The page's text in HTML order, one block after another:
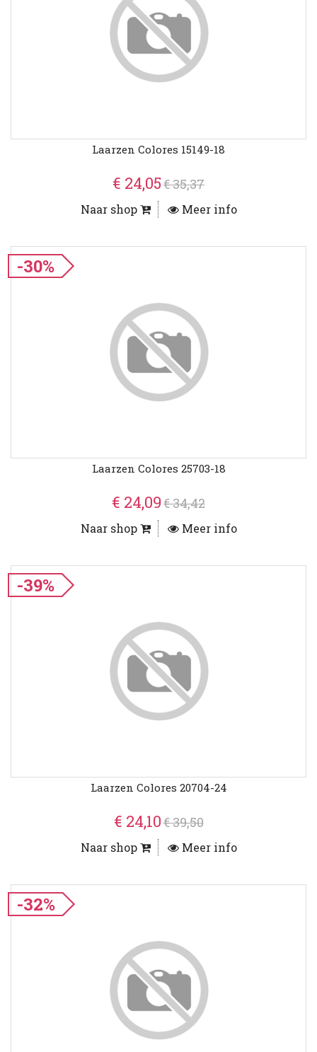
Laarzen Colores 15149-18
€ 24,05€ 35,37
Naar shop Meer info
-30%
Laarzen Colores 25703-18
€ 24,09€ 34,42
Naar shop Meer info
-39%
Laarzen Colores 20704-24
€ 24,10€ 39,50
Naar shop Meer info
-32%